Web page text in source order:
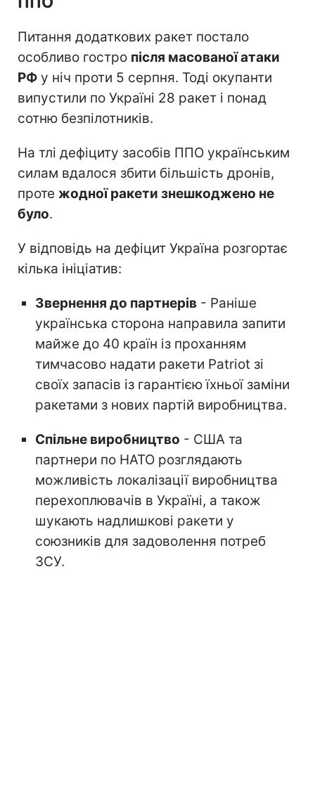
Питання додаткових ракет постало
особливо гостро після масованої атаки
РФ у ніч проти 5 серпня. Тоді окупанти
випустили по Україні 28 ракет і понад
сотню безпілотників.
На тлі дефіциту засобів ППО українським
силам вдалося збити більшість дронів,
проте жодної ракети знешкоджено не
було.
У відповідь на дефіцит Україна розгортає
кілька ініціатив:
Звернення до партнерів - Раніше
українська сторона направила запити
майже до 40 країн із проханням
тимчасово надати ракети Patriot зі
своїх запасів із гарантією їхньої заміни
ракетами з нових партій виробництва.
Спільне виробництво - США та
партнери по НАТО розглядають
можливість локалізації виробництва
перехоплювачів в Україні, а також
шукають надлишкові ракети у
союзників для задоволення потреб
ЗСУ.